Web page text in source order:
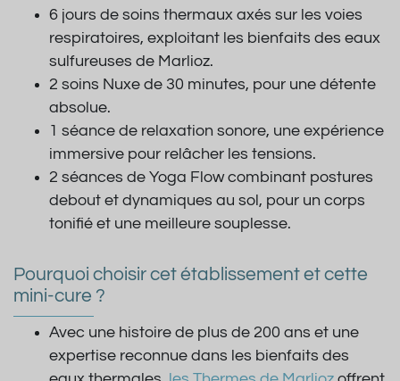
6 jours de soins thermaux axés sur les voies
respiratoires, exploitant les bienfaits des eaux
sulfureuses de Marlioz.
2 soins Nuxe de 30 minutes, pour une détente
absolue.
1 séance de relaxation sonore, une expérience
immersive pour relâcher les tensions.
2 séances de Yoga Flow combinant postures
debout et dynamiques au sol, pour un corps
tonifié et une meilleure souplesse.
Pourquoi choisir cet établissement et cette
mini-cure ?
Avec une histoire de plus de 200 ans et une
expertise reconnue dans les bienfaits des